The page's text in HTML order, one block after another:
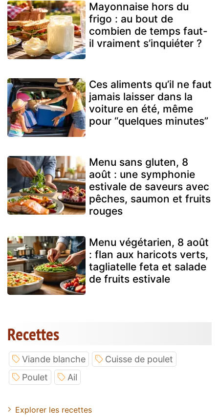
Mayonnaise hors du
frigo : au bout de
combien de temps faut-
il vraiment s’inquiéter ?
Ces aliments qu’il ne faut
jamais laisser dans la
voiture en été, même
pour “quelques minutes”
Menu sans gluten, 8
août : une symphonie
estivale de saveurs avec
pêches, saumon et fruits
rouges
Menu végétarien, 8 août
: flan aux haricots verts,
tagliatelle feta et salade
de fruits estivale
Recettes
Viande blanche
Cuisse de poulet
Poulet
Ail
Explorer les recettes